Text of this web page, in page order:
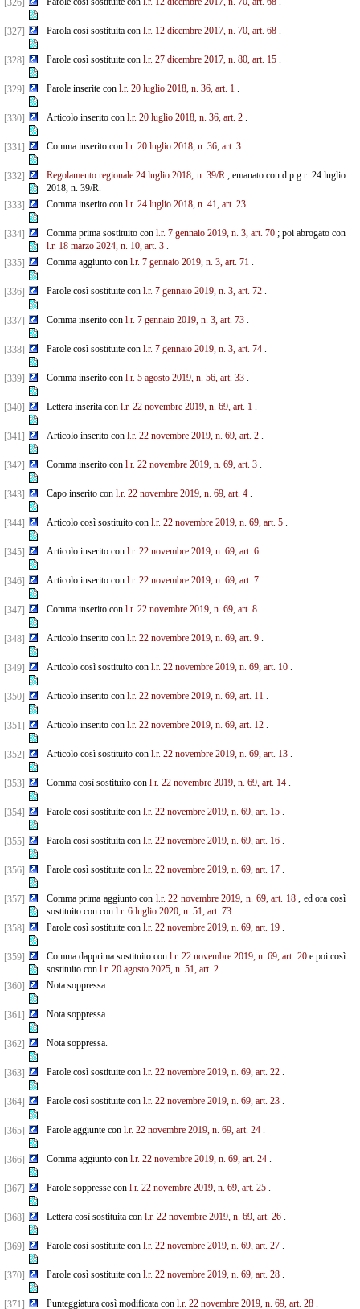
[326]
[327] Parola così sostituita con l.r. 12 dicembre 2017, n. 70, art. 68.
[328] Parole così sostituite con l.r. 27 dicembre 2017, n. 80, art. 15.
[329] Parole inserite con l.r. 20 luglio 2018, n. 36, art. 1.
[330] Articolo inserito con l.r. 20 luglio 2018, n. 36, art. 2.
[331] Comma inserito con l.r. 20 luglio 2018, n. 36, art. 3.
[332] Regolamento regionale 24 luglio 2018, n. 39/R, emanato con d.p.g.r. 24 luglio
2018, n. 39/R.
[333]
Comma inserito con l.r. 24 luglio 2018, n. 41, art. 23.
[334] Comma prima sostituito con l.r. 7 gennaio 2019, n. 3, art. 70; poi abrogato con
l.r. 18 marzo 2024, n. 10, art. 3.
[335]
Comma aggiunto con l.r. 7 gennaio 2019, n. 3, art. 71.
[336] Parole così sostituite con l.r. 7 gennaio 2019, n. 3, art. 72.
[337] Comma inserito con l.r. 7 gennaio 2019, n. 3, art. 73.
[338] Parole così sostituite con l.r. 7 gennaio 2019, n. 3, art. 74.
[339] Comma inserito con l.r. 5 agosto 2019, n. 56, art. 33.
[340] Lettera inserita con l.r. 22 novembre 2019, n. 69, art. 1.
[341] Articolo inserito con l.r. 22 novembre 2019, n. 69, art. 2.
[342] Comma inserito con l.r. 22 novembre 2019, n. 69, art. 3.
[343] Capo inserito con l.r. 22 novembre 2019, n. 69, art. 4.
[344] Articolo così sostituito con l.r. 22 novembre 2019, n. 69, art. 5.
[345] Articolo inserito con l.r. 22 novembre 2019, n. 69, art. 6.
[346] Articolo inserito con l.r. 22 novembre 2019, n. 69, art. 7.
[347] Comma inserito con l.r. 22 novembre 2019, n. 69, art. 8.
[348] Articolo inserito con l.r. 22 novembre 2019, n. 69, art. 9.
[349] Articolo così sostituito con l.r. 22 novembre 2019, n. 69, art. 10.
[350] Articolo inserito con l.r. 22 novembre 2019, n. 69, art. 11.
[351] Articolo inserito con l.r. 22 novembre 2019, n. 69, art. 12.
[352] Articolo così sostituito con l.r. 22 novembre 2019, n. 69, art. 13.
[353] Comma così sostituito con l.r. 22 novembre 2019, n. 69, art. 14.
[354] Parole così sostituite con l.r. 22 novembre 2019, n. 69, art. 15.
[355] Parola così sostituita con l.r. 22 novembre 2019, n. 69, art. 16.
[356] Parole così sostituite con l.r. 22 novembre 2019, n. 69, art. 17.
[357] Comma prima aggiunto con l.r. 22 novembre 2019, n. 69, art. 18, ed ora così
sostituito con con l.r. 6 luglio 2020, n. 51, art. 73.
[358]
Parole così sostituite con l.r. 22 novembre 2019, n. 69, art. 19.
[359] Comma dapprima sostituito con l.r. 22 novembre 2019, n. 69, art. 20e poi così
sostituito con l.r. 20 agosto 2025, n. 51, art. 2.
[360]
Nota soppressa.
[361] Nota soppressa.
[362] Nota soppressa.
[363] Parole così sostituite con l.r. 22 novembre 2019, n. 69, art. 22.
[364] Parole così sostituite con l.r. 22 novembre 2019, n. 69, art. 23.
[365] Parole aggiunte con l.r. 22 novembre 2019, n. 69, art. 24.
[366] Comma aggiunto con l.r. 22 novembre 2019, n. 69, art. 24.
[367] Parole soppresse con l.r. 22 novembre 2019, n. 69, art. 25.
[368] Lettera così sostituita con l.r. 22 novembre 2019, n. 69, art. 26.
[369] Parole così sostituite con l.r. 22 novembre 2019, n. 69, art. 27.
[370] Parole così sostituite con l.r. 22 novembre 2019, n. 69, art. 28.
[371] Punteggiatura così modificata con l.r. 22 novembre 2019, n. 69, art. 28.